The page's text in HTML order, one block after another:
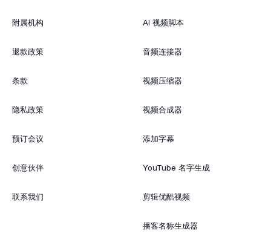
附属机构
退款政策
条款
隐私政策
预订会议
创意伙伴
联系我们
AI 视频脚本
音频连接器
视频压缩器
视频合成器
添加字幕
YouTube 名字生成
剪辑优酷视频
播客名称生成器